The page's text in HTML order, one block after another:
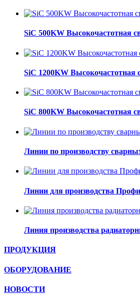
SiC 500KW Высокочастотная
SiC 1200KW Высокочастотная
SiC 800KW Высокочастотная
Линии по производству
Линии для производства
Линия производства
ПРОДУКЦИЯ
ОБОРУДОВАНИЕ
НОВОСТИ